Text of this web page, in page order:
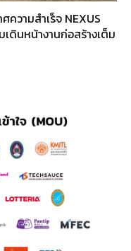
ความสำเร็จ NEXUS
ดินหน้างานก่อสร้างเต็ม